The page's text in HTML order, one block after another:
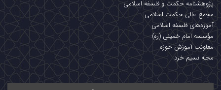
پژوهشنامه حکمت و فلسفه اسلامی
مجمع عالی حکمت اسلامی
آموزه‌های فلسفه اسلامی
مؤسسه امام خمینی (ره)
معاونت آموزش حوزه
مجله نسیم خرد